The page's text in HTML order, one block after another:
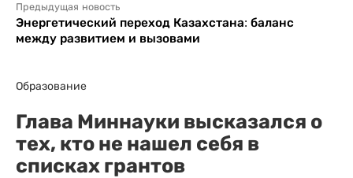
Предыдущая новость
Энергетический переход Казахстана: баланс
между развитием и вызовами
Образование
Глава Миннауки высказался о
тех, кто не нашел себя в
списках грантов